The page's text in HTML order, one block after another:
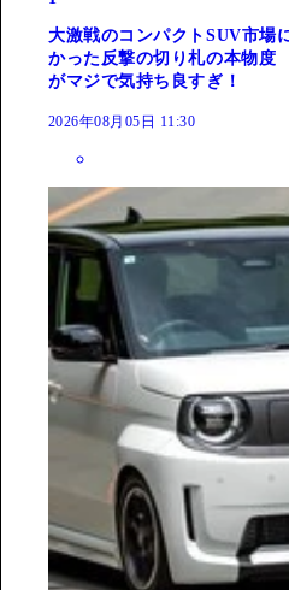
大激戦のコンパクトSUV市
かった反撃の切り札の本物度
がマジで気持ち良すぎ！
2026年08月05日 11:30